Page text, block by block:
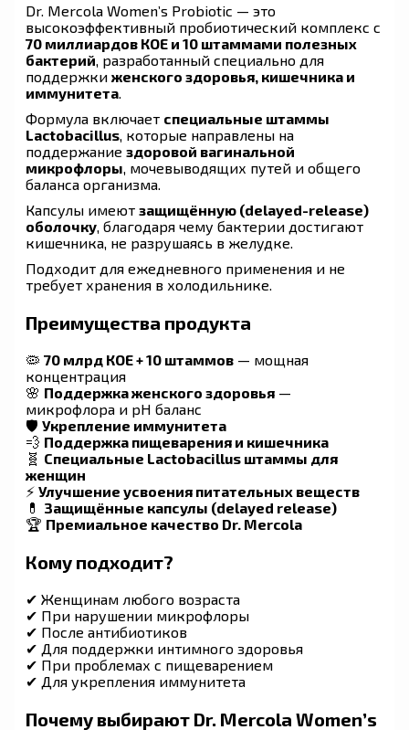
Dr. Mercola Women’s Probiotic — это
высокоэффективный пробиотический комплекс с
70 миллиардов КОЕ и 10 штаммами полезных
бактерий , разработанный специально для
поддержки женского здоровья, кишечника и
иммунитета
Формула включает специальные штаммы
Lactobacillus , которые направлены на
поддержание здоровой вагинальной
микрофлоры , мочевыводящих путей и общего
баланса организма.
Капсулы имеют защищённую (delayed-release)
оболочку , благодаря чему бактерии достигают
кишечника, не разрушаясь в желудке.
Подходит для ежедневного применения и не
требует хранения в холодильнике.
Преимущества продукта
🦠 70 млрд КОЕ + 10 штаммов — мощная
концентрация
🌸 Поддержка женского здоровья —
микрофлора и pH баланс
🛡 Укрепление иммунитета
💨 Поддержка пищеварения и кишечника
🧬 Специальные Lactobacillus штаммы для
женщин
⚡ Улучшение усвоения питательных веществ
💊 Защищённые капсулы (delayed release)
🏆 Премиальное качество Dr. Mercola
Кому подходит?
✔ Женщинам любого возраста
✔ При нарушении микрофлоры
✔ После антибиотиков
✔ Для поддержки интимного здоровья
✔ При проблемах с пищеварением
✔ Для укрепления иммунитета
Почему выбирают Dr. Mercola Women’s